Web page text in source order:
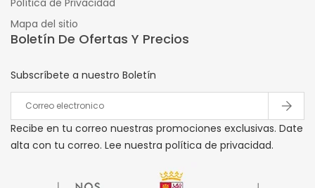
Mapa del sitio
Boletín De Ofertas Y Precios
Subscríbete a nuestro Boletín
Recibe en tu correo nuestras promociones exclusivas. Date
alta con tu correo. Lee nuestra política de privacidad.